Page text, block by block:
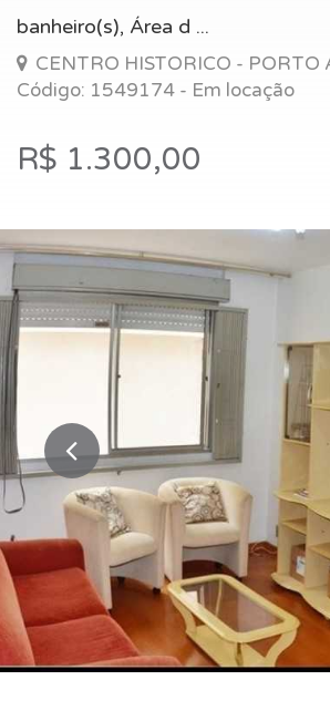
banheiro(s), Área d ...
CENTRO HISTORICO - PORTO
Código: 1549174 - Em locação
R$ 1.300,00